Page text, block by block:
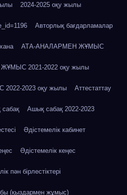
2024-2025 оқу жылы
Авторлық бағдарламалар
АТА-АНАЛАРМЕН ЖҰМЫС
2021-2022 оқу жылы
2023 оқу жылы Аттестаттау
Ашық сабақ 2022-2023
Әдістемелік кабинет
Әдістемелік кеңес
пән бірлестіктері
(қыздармен жұмыс)